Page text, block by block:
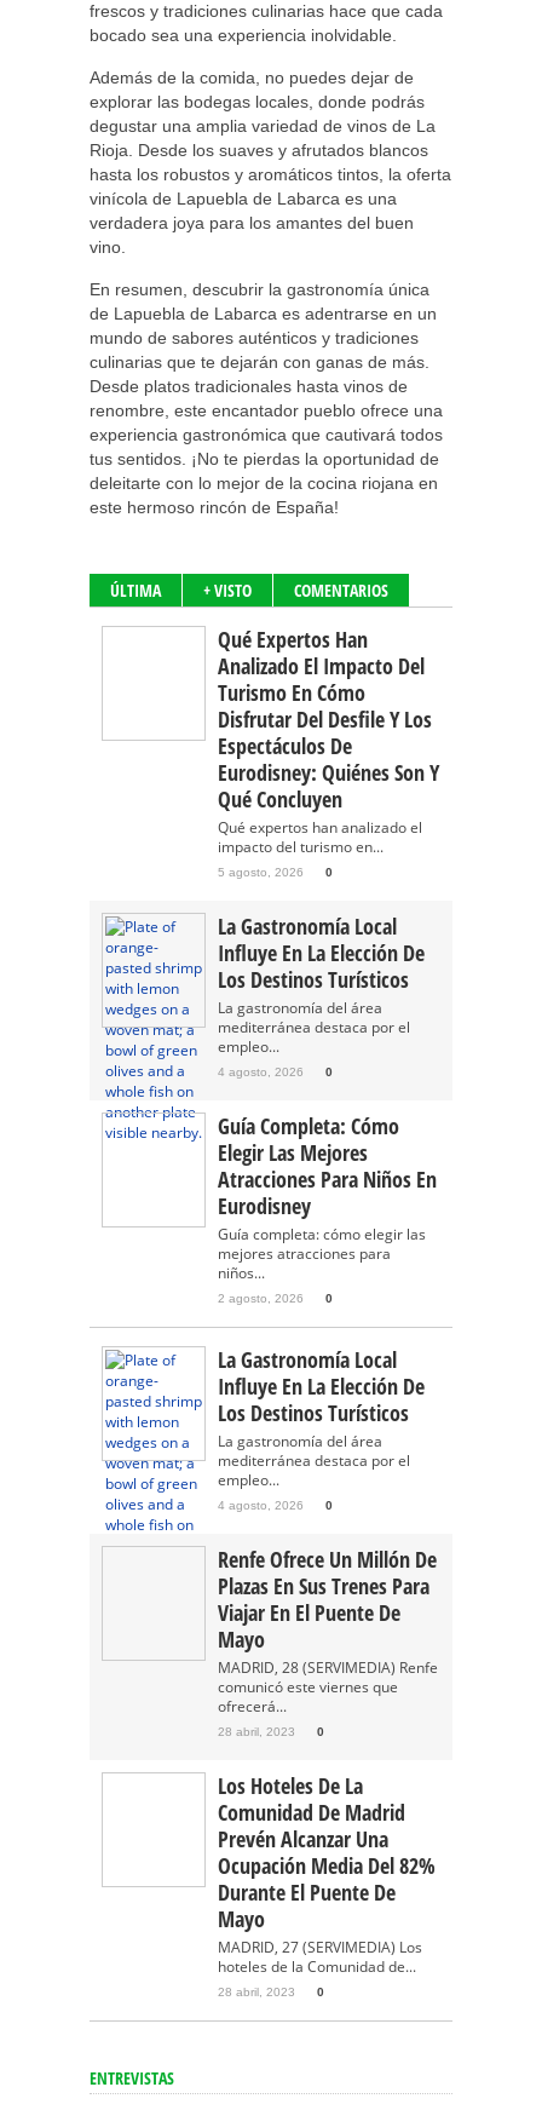
frescos y tradiciones culinarias hace que cada
bocado sea una experiencia inolvidable.
Además de la comida, no puedes dejar de
explorar las bodegas locales, donde podrás
degustar una amplia variedad de vinos de La
Rioja. Desde los suaves y afrutados blancos
hasta los robustos y aromáticos tintos, la oferta
vinícola de Lapuebla de Labarca es una
verdadera joya para los amantes del buen
vino.
En resumen, descubrir la gastronomía única
de Lapuebla de Labarca es adentrarse en un
mundo de sabores auténticos y tradiciones
culinarias que te dejarán con ganas de más.
Desde platos tradicionales hasta vinos de
renombre, este encantador pueblo ofrece una
experiencia gastronómica que cautivará todos
tus sentidos. ¡No te pierdas la oportunidad de
deleitarte con lo mejor de la cocina riojana en
este hermoso rincón de España!
ÚLTIMA + VISTO COMENTARIOS
Qué Expertos Han
Analizado El Impacto Del
Turismo En Cómo
Disfrutar Del Desfile Y Los
Espectáculos De
Eurodisney: Quiénes Son Y
Qué Concluyen
Qué expertos han analizado el
impacto del turismo en...
5 agosto, 2026 0
La Gastronomía Local
Influye En La Elección De
Los Destinos Turísticos
La gastronomía del área
mediterránea destaca por el
empleo...
4 agosto, 2026 0
Guía Completa: Cómo
Elegir Las Mejores
Atracciones Para Niños En
Eurodisney
Guía completa: cómo elegir las
mejores atracciones para
niños...
2 agosto, 2026 0
La Gastronomía Local
Influye En La Elección De
Los Destinos Turísticos
La gastronomía del área
mediterránea destaca por el
empleo...
4 agosto, 2026 0
Renfe Ofrece Un Millón De
Plazas En Sus Trenes Para
Viajar En El Puente De
Mayo
MADRID, 28 (SERVIMEDIA) Renfe
comunicó este viernes que
ofrecerá...
28 abril, 2023 0
Los Hoteles De La
Comunidad De Madrid
Prevén Alcanzar Una
Ocupación Media Del 82%
Durante El Puente De
Mayo
MADRID, 27 (SERVIMEDIA) Los
hoteles de la Comunidad de...
28 abril, 2023 0
ENTREVISTAS